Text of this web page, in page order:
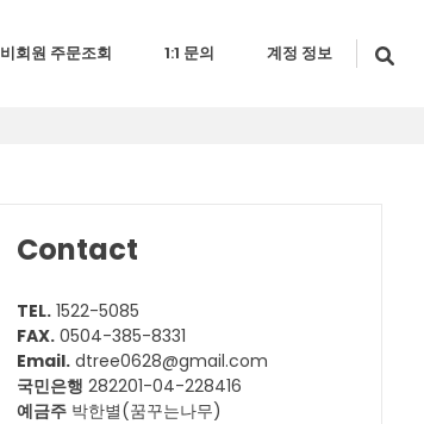
비회원 주문조회 1:1 문의 계정 정보
Contact
TEL. 1522-5085
FAX. 0504-385-8331
Email. dtree0628@gmail.com
국민은행 282201-04-228416
예금주 박한별(꿈꾸는나무)